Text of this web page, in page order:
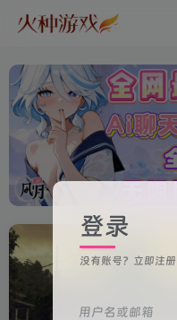
登录
没有账号？立即注册
用户名或邮箱